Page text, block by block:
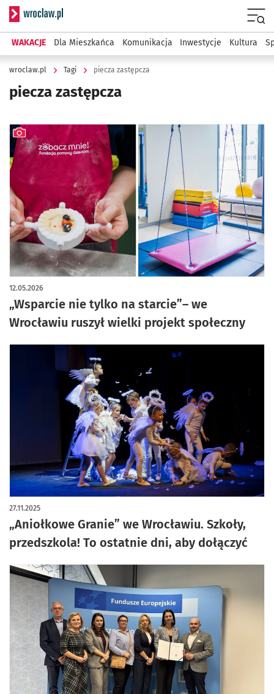
Serwis informacyjny wroclaw.pl
WAKACJE Dla Mieszkańca Komunikacja Inwestycje Kultura
wroclaw.pl Tagi piecza zastępcza
piecza zastępcza
„Wsparcie nie tylko na starcie”– we
Wrocławiu ruszył wielki projekt społeczny
12.05.2026
artykuł z galerią zdjęć
„Aniołkowe Granie” we Wrocławiu. Szkoły,
przedszkola! To ostatnie dni, aby dołączyć
27.11.2025